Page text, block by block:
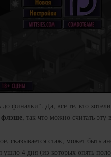
финалки". Да, все те, кто
флэше , так что можно считать
сказывается стаж, может быть
ушло 4 дня (из которых опять